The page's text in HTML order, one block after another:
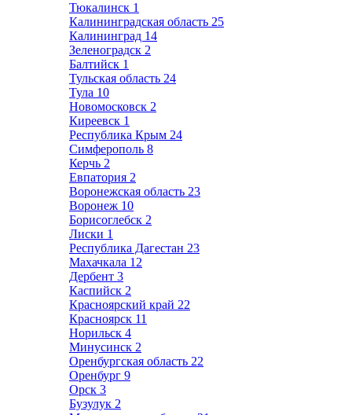
Тюкалинск 1
Калининградская область 25
Калининград 14
Зеленоградск 2
Балтийск 1
Тульская область 24
Тула 10
Новомосковск 2
Киреевск 1
Республика Крым 24
Симферополь 8
Керчь 2
Евпатория 2
Воронежская область 23
Воронеж 10
Борисоглебск 2
Лиски 1
Республика Дагестан 23
Махачкала 12
Дербент 3
Каспийск 2
Красноярский край 22
Красноярск 11
Норильск 4
Минусинск 2
Оренбургская область 22
Оренбург 9
Орск 3
Бузулук 2